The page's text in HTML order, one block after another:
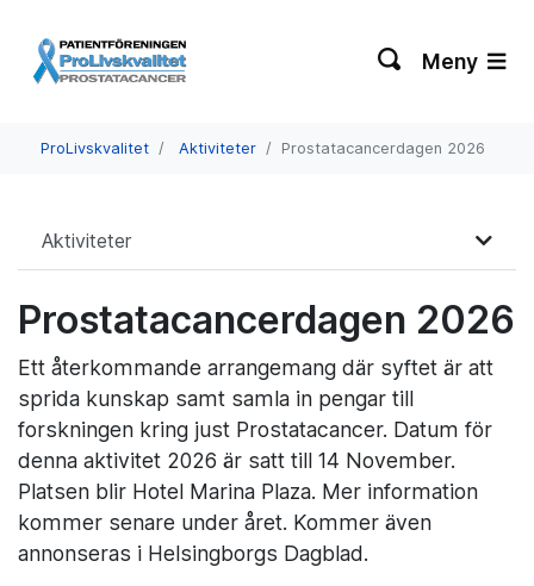
Meny
ProLivskvalitet Aktiviteter Prostatacancerdagen 2026
Aktiviteter
Prostatacancerdagen 2026
Ett återkommande arrangemang där syftet är att
sprida kunskap samt samla in pengar till
forskningen kring just Prostatacancer. Datum för
denna aktivitet 2026 är satt till 14 November.
Platsen blir Hotel Marina Plaza. Mer information
kommer senare under året. Kommer även
annonseras i Helsingborgs Dagblad.